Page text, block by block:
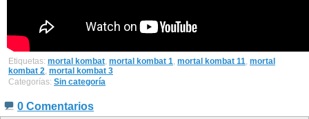
Etiquetas: mortal kombat, mortal kombat 1, mortal kombat 11, mortal
kombat 2, mortal kombat 3
Categorías: Sin categoría
0 Comentarios